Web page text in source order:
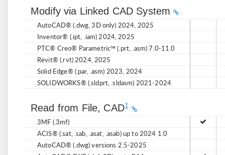
Modify via Linked CAD System
AutoCAD® (.dwg, 3D only) 2024, 2025
Inventor® (.ipt, .iam) 2024, 2025
PTC® Creo® Parametric™ (.prt, .asm) 7.0-11.0
Revit® (.rvt) 2024, 2025
Solid Edge® (.par, .asm) 2023, 2024
SOLIDWORKS® (.sldprt, .sldasm) 2021-2024
Read from File, CAD1
3MF (.3mf)
ACIS® (.sat, .sab, .asat, .asab) up to 2024 1.0
AutoCAD® (.dwg) versions 2.5-2025